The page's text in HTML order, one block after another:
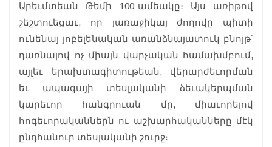
Արեւմտեան Թեմի 100-ամեակը։ Այս առիթով
շեշտուեցաւ, որ յառաջիկայ ժողովը պիտի
ունենայ յոբելենական առանձնայատուկ բնոյթ՝
դառնալով ոչ միայն վարչական համախմբում,
այլեւ երախտագիտութեան, վերարժեւորման
եւ ապագայի տեսլականի ձեւակերպման
կարեւոր հանգրուան մը, միաւորելով
հոգեւորականներն ու աշխարհականները մէկ
ընդհանուր տեսլականի շուրջ։